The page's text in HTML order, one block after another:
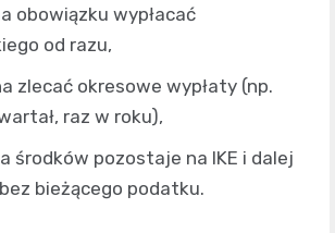
obowiązku wypłacać
od razu,
zlecać okresowe wypłaty (np.
raz w roku),
środków pozostaje na IKE i dalej
bieżącego podatku.